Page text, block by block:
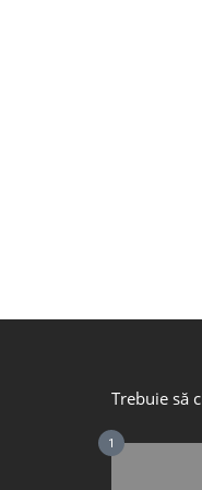
Trebuie să
1